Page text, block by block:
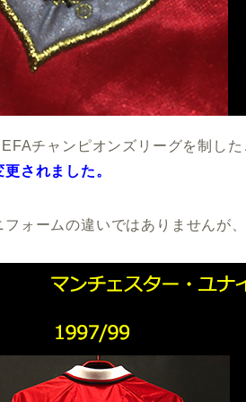
チャンピオンズリーグを制した
されました。
フォームの違いではありませんが、